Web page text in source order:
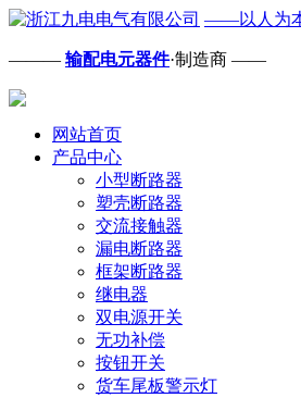
——以人为
——— 输配电元器件·制造商 ——
网站首页
产品中心
小型断路器
塑壳断路器
交流接触器
漏电断路器
框架断路器
继电器
双电源开关
无功补偿
按钮开关
货车尾板警示灯